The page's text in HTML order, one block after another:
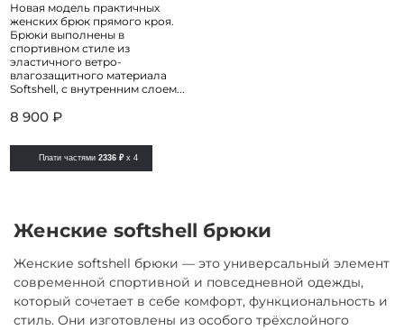
Новая модель практичных
женских брюк прямого кроя.
Брюки выполнены в
спортивном стиле из
эластичного ветро-
влагозащитного материала
Softshell, с внутренним слоем...
8 900 ₽
Плати частями2336 ₽ x 4
Женские softshell брюки
Женские softshell брюки — это универсальный элемент
современной спортивной и повседневной одежды,
который сочетает в себе комфорт, функциональность и
стиль. Они изготовлены из особого трёхслойного